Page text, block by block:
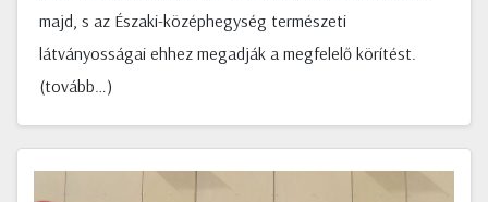
majd, s az Északi-középhegység természeti
látványosságai ehhez megadják a megfelelő körítést.
(tovább…)